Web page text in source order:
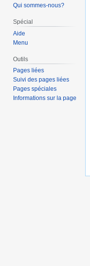
Qui sommes-nous?
Spécial
Aide
Menu
Outils
Pages liées
Suivi des pages liées
Pages spéciales
Informations sur la page